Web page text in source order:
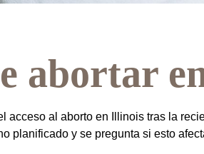
abortar
acceso al aborto en Illinois tras la
planificado y se pregunta si esto